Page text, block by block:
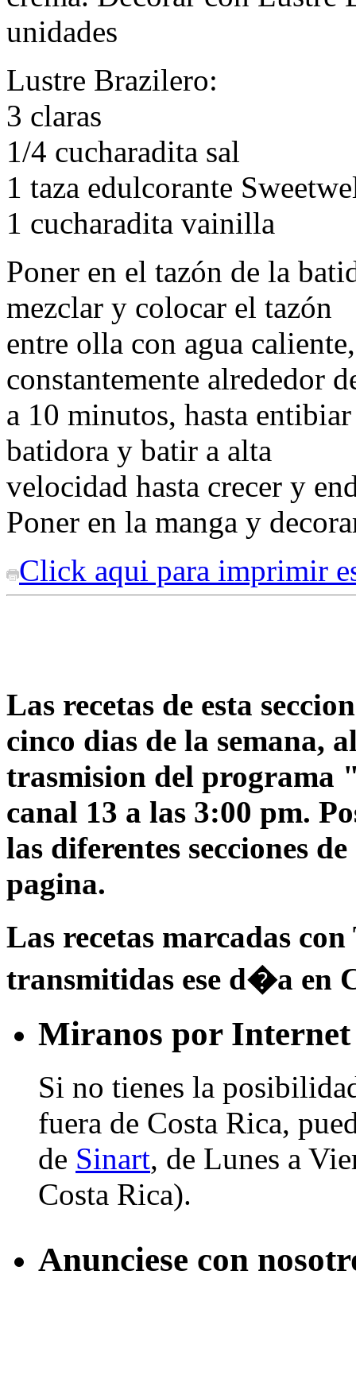
unidades
Lustre Brazilero:
3 claras
1/4 cucharadita sal
1 taza edulcorante
1 cucharadita vainilla
Poner en el tazón de la
mezclar y colocar el tazón
entre olla con agua
constantemente alrededor
a 10 minutos, hasta
batidora y batir a alta
velocidad hasta crecer y
Poner en la manga y
Click aqui para imprimir
Las recetas de esta
cinco dias de la semana,
trasmision del programa
canal 13 a las 3:00 pm.
las diferentes secciones
pagina.
Las recetas marcadas
transmitidas ese d�a en
Miranos por Internet
Si no tienes la
fuera de Costa Rica,
de Sinart, de Lunes a
Costa Rica).
Anunciese con